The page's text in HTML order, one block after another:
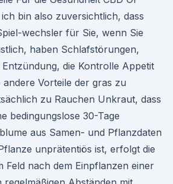
bin also zuversichtlich, dass
wechsler für Sie, wenn Sie
haben Schlafstörungen,
die Kontrolle Appetit
Vorteile der gras zu
zu Rauchen Unkraut, dass
bedingungslose 30-Tage
aus Samen- und Pflanzdaten
unprätentiös ist, erfolgt die
Feld nach dem Einpflanzen einer